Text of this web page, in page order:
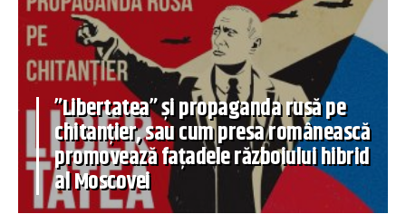
”Libertatea” și propaganda rusă pe
chitanțier, sau cum presa românească
promovează fațadele războiului hibrid
al Moscovei